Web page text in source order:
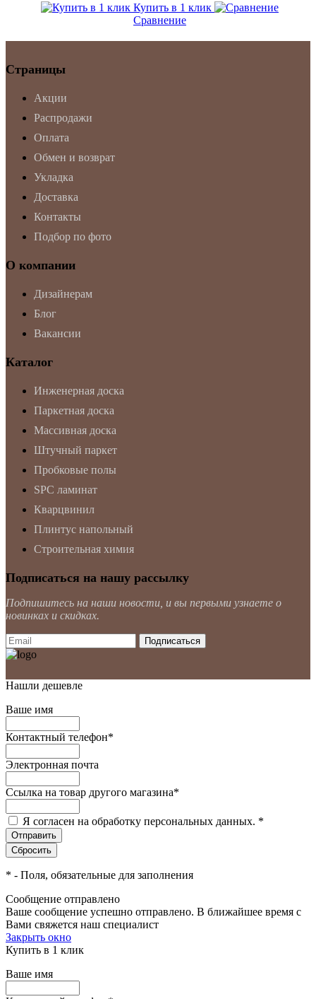
Купить в 1 клик
Сравнение
Страницы
Акции
Распродажи
Оплата
Обмен и возврат
Укладка
Доставка
Контакты
Подбор по фото
О компании
Дизайнерам
Блог
Вакансии
Каталог
Инженерная доска
Паркетная доска
Массивная доска
Штучный паркет
Пробковые полы
SPC ламинат
Кварцвинил
Плинтус напольный
Строительная химия
Подписаться на нашу рассылку
Подпишитесь на наши новости, и вы первыми узнаете о
новинках и скидках.
Нашли дешевле
Ваше имя
Контактный телефон*
Электронная почта
Ссылка на товар другого магазина*
Я согласен на обработку персональных данных. *
* - Поля, обязательные для заполнения
Сообщение отправлено
Ваше сообщение успешно отправлено. В ближайшее время с
Вами свяжется наш специалист
Закрыть окно
Купить в 1 клик
Ваше имя